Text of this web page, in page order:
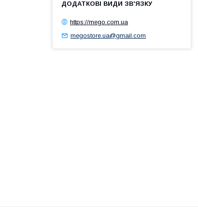
https://mego.com.ua
megostore.ua@gmail.com